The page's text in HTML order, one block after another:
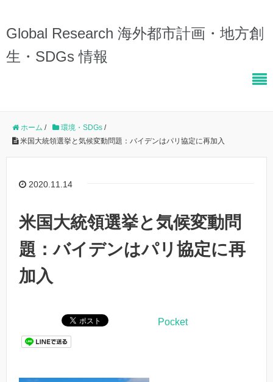
Global Research 海外都市計画・地方創
生・SDGs 情報
ホーム / 環境・SDGs /
米国大統領選挙と気候変動問題：バイデンはパリ協定に再加入
2020.11.14
米国大統領選挙と気候変動問
題：バイデンはパリ協定に再
加入
Pocket